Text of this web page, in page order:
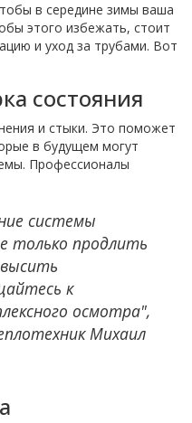
в середине зимы ваша
этого избежать, стоит
и уход за трубами. Вот
состояния
и стыки. Это поможет
в будущем могут
Профессионалы
системы
только продлить
к
осмотра",
Михаил